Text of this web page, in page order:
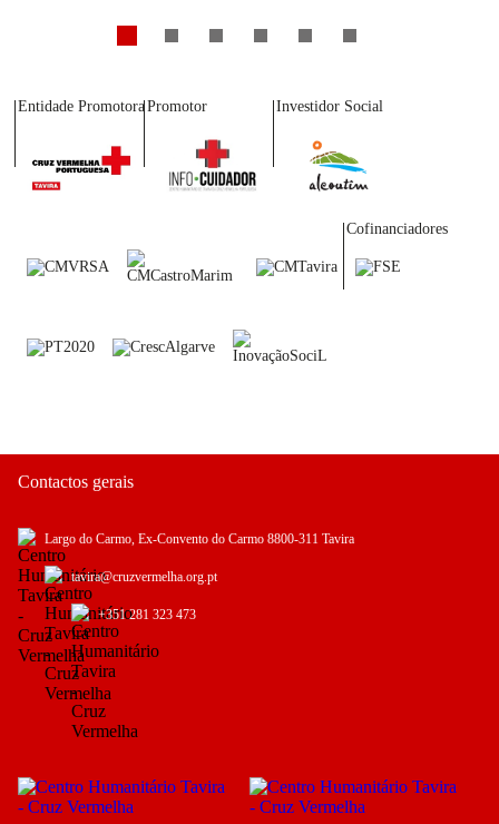
Entidade PromotoraPromotor Investidor Social
Cofinanciadores
Contactos gerais
Largo do Carmo, Ex-Convento do Carmo 8800-311 Tavira
tavira@cruzvermelha.org.pt
+351 281 323 473